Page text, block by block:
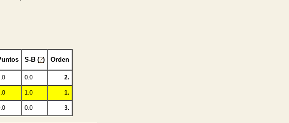
S-B (?) Orden
0.0 2.
1.0 1.
0.0 3.